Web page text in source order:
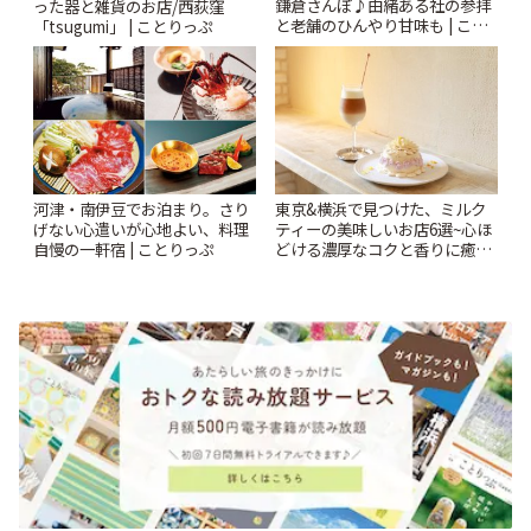
った器と雑貨のお店/西荻窪
「tsugumi」 | ことりっぷ
鎌倉さんぽ♪由緒ある社の参拝
と老舗のひんやり甘味も | こと
りっぷ
河津・南伊豆でお泊まり。さり
げない心遣いが心地よい、料理
自慢の一軒宿 | ことりっぷ
東京&横浜で見つけた、ミルク
ティーの美味しいお店6選~心ほ
どける濃厚なコクと香りに癒や